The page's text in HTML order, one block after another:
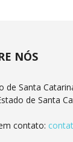
NÓS
de Santa
de Santa
contato: